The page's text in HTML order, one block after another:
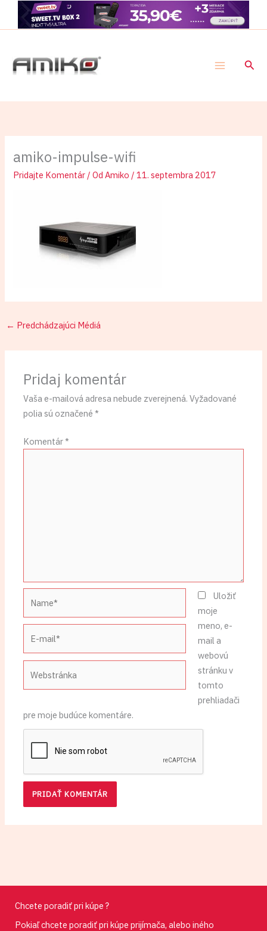
Preskočiť
amiko-impulse-wifi
Pridajte Komentár / Od Amiko /11. septembra 2017
← Predchádzajúci Médiá
Pridaj komentár
Vaša e-mailová adresa nebude zverejnená. Vyžadované
polia sú označené*
Komentár*
Uložiť
moje
meno, e-
mail a
webovú
stránku v
tomto
prehliadači
pre moje budúce komentáre.
Chcete poradiť pri kúpe ?
Pokiaľ chcete poradiť pri kúpe prijímača, alebo iného